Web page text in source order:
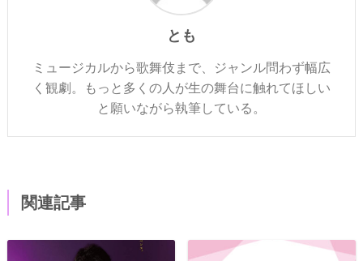
とも
ミュージカルから歌舞伎まで、ジャンル問わず幅広
く観劇。もっと多くの人が生の舞台に触れてほしい
と願いながら執筆している。
関連記事